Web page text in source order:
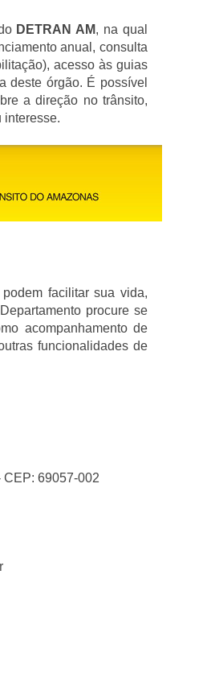
DETRAN AM, na qual
anual, consulta
acesso às guias
deste órgão. É possível
a direção no trânsito,
interesse.
facilitar sua vida,
procure se
acompanhamento de
funcionalidades de
CEP: 69057-002